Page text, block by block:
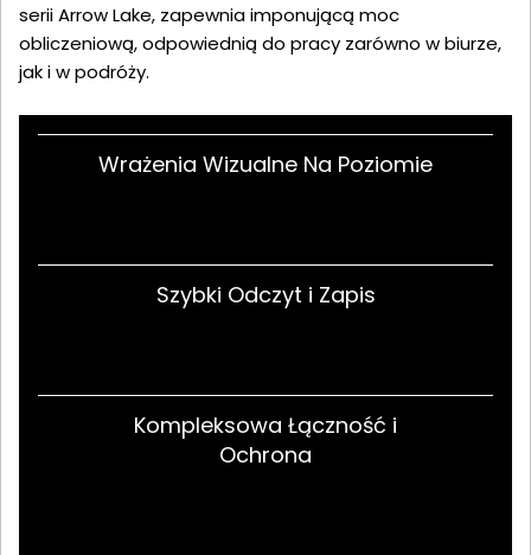
serii Arrow Lake, zapewnia imponującą moc
obliczeniową, odpowiednią do pracy zarówno w biurze,
jak i w podróży.
Wrażenia Wizualne Na Poziomie
Szybki Odczyt i Zapis
Kompleksowa Łączność i
Ochrona